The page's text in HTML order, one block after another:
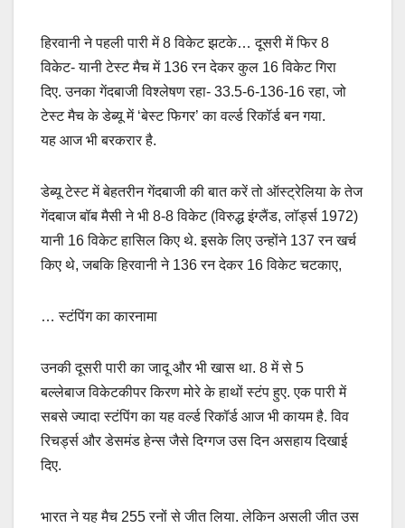
हिरवानी ने पहली पारी में 8 विकेट झटके… दूसरी में फिर 8
विकेट- यानी टेस्ट मैच में 136 रन देकर कुल 16 विकेट गिरा
दिए. उनका गेंदबाजी विश्लेषण रहा- 33.5-6-136-16 रहा, जो
टेस्ट मैच के डेब्यू में ‘बेस्ट फिगर’ का वर्ल्ड रिकॉर्ड बन गया.
यह आज भी बरकरार है.
डेब्यू टेस्ट में बेहतरीन गेंदबाजी की बात करें तो ऑस्ट्रेलिया के तेज
गेंदबाज बॉब मैसी ने भी 8-8 विकेट (विरुद्ध इंग्लैंड, लॉर्ड्स 1972)
यानी 16 विकेट हासिल किए थे. इसके लिए उन्होंने 137 रन खर्च
किए थे, जबकि हिरवानी ने 136 रन देकर 16 विकेट चटकाए,
… स्टंपिंग का कारनामा
उनकी दूसरी पारी का जादू और भी खास था. 8 में से 5
बल्लेबाज विकेटकीपर किरण मोरे के हाथों स्टंप हुए. एक पारी में
सबसे ज्यादा स्टंपिंग का यह वर्ल्ड रिकॉर्ड आज भी कायम है. विव
रिचर्ड्स और डेसमंड हेन्स जैसे दिग्गज उस दिन असहाय दिखाई
दिए.
भारत ने यह मैच 255 रनों से जीत लिया. लेकिन असली जीत उस